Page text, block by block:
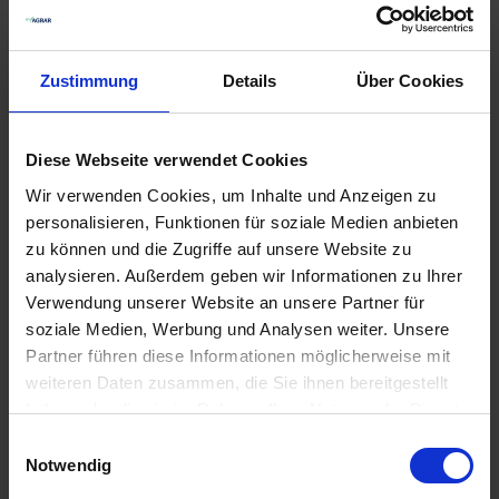
Zustimmung Details Über Cookies
Diese Webseite verwendet Cookies
Wir verwenden Cookies, um Inhalte und Anzeigen zu
personalisieren, Funktionen für soziale Medien anbieten
zu können und die Zugriffe auf unsere Website zu
analysieren. Außerdem geben wir Informationen zu Ihrer
Verwendung unserer Website an unsere Partner für
soziale Medien, Werbung und Analysen weiter. Unsere
Partner führen diese Informationen möglicherweise mit
weiteren Daten zusammen, die Sie ihnen bereitgestellt
haben oder die sie im Rahmen Ihrer Nutzung der Dienste
Notwendig
Supray Pentajet
Düsenhalter
zzgl. MwSt.
36,56 € / St
IN DEN
WARENKORB
Braglia Gestänge
429,72 € / St
IN DEN
WARENKORB